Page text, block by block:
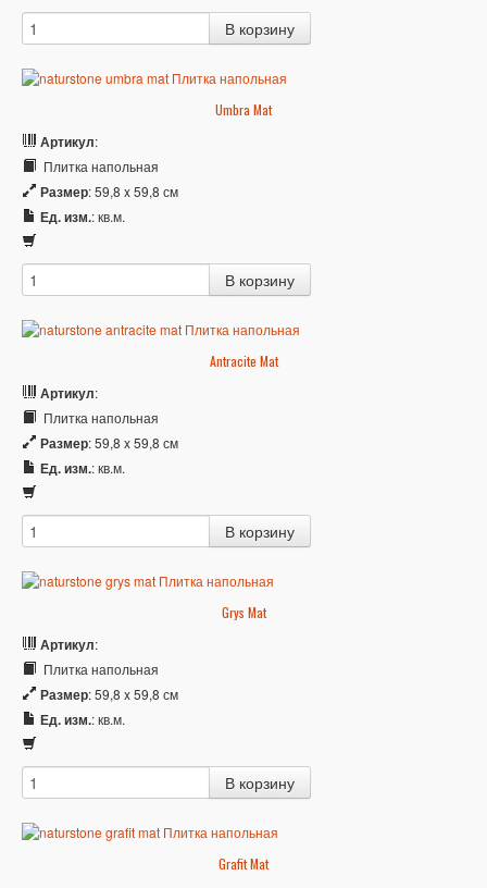
Umbra Mat
Артикул:
Плитка напольная
Размер: 59,8 x 59,8 см
Ед. изм.: кв.м.
Antracite Mat
Артикул:
Плитка напольная
Размер: 59,8 x 59,8 см
Ед. изм.: кв.м.
Grys Mat
Артикул:
Плитка напольная
Размер: 59,8 x 59,8 см
Ед. изм.: кв.м.
Grafit Mat